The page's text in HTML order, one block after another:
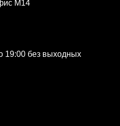
М14
19:00 без выходных